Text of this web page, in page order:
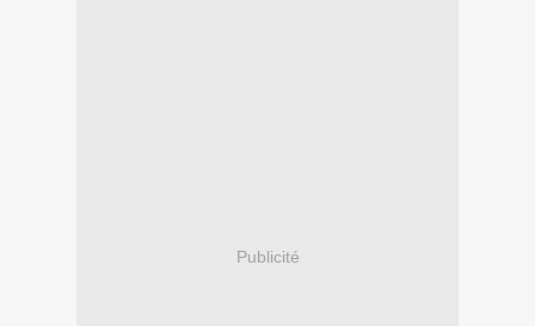
Publicité